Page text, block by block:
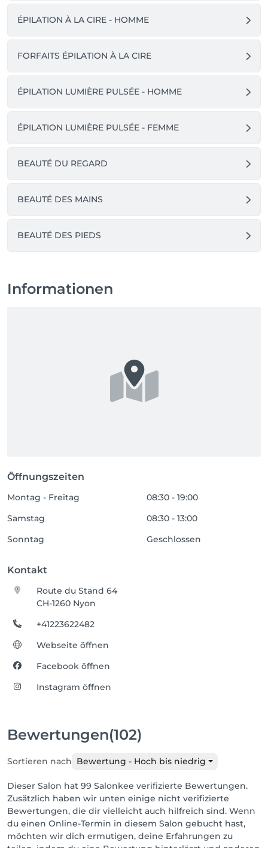
ÉPILATION À LA CIRE - HOMME
FORFAITS ÉPILATION À LA CIRE
ÉPILATION LUMIÈRE PULSÉE - HOMME
ÉPILATION LUMIÈRE PULSÉE - FEMME
BEAUTÉ DU REGARD
BEAUTÉ DES MAINS
BEAUTÉ DES PIEDS
Informationen
Öffnungszeiten
Montag - Freitag
08:30 - 19:00
Samstag
08:30 - 13:00
Sonntag
Geschlossen
Kontakt
Route du Stand 64
CH-1260 Nyon
+41223622482
Webseite öffnen
Facebook öffnen
Instagram öffnen
Bewertungen(102)
Sortieren nach Bewertung - Hoch bis niedrig
Dieser Salon hat 99 Salonkee verifizierte Bewertungen.
Zusätzlich haben wir unten einige nicht verifizierte
Bewertungen, die dir vielleicht auch hilfreich sind. Wenn
du einen Online-Termin in diesem Salon gebucht hast,
möchten wir dich ermutigen, deine Erfahrungen zu